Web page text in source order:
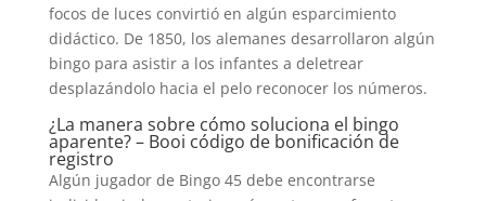
focos de luces convirtió en algún esparcimiento
didáctico. De 1850, los alemanes desarrollaron algún
bingo para asistir a los infantes a deletrear
desplazándolo hacia el pelo reconocer los números.
¿La manera sobre cómo soluciona el bingo
aparente? – Booi código de bonificación de
registro
Algún jugador de Bingo 45 debe encontrarse